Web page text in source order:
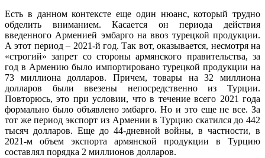
Есть в данном контексте еще один нюанс, который трудно
обделить вниманием. Касается он периода действия
введенного Арменией эмбарго на ввоз турецкой продукции.
А этот период – 2021-й год. Так вот, оказывается, несмотря на
«строгий» запрет со стороны армянского правительства, за
год в Армению было импортировано турецкой продукции на
73 миллиона долларов. Причем, товары на 32 миллиона
долларов были ввезены непосредственно из Турции.
Повторюсь, это при условии, что в течение всего 2021 года
формально было объявлено эмбарго. Но и это еще не все. За
тот же период экспорт из Армении в Турцию скатился до 442
тысяч долларов. Еще до 44-дневной войны, в частности, в
2021-м объем экспорта армянской продукции в Турцию
составлял порядка 2 миллионов долларов.